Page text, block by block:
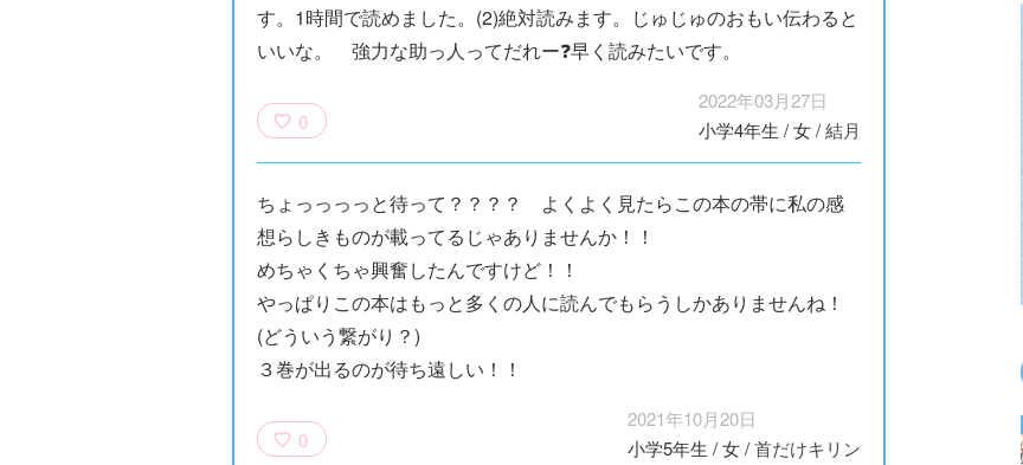
す。1時間で読めました。(2)絶対読みます。じゅじゅのおもい伝わると
いいな。 強力な助っ人ってだれー❓️早く読みたいです。
0
2022年03月27日
小学4年生 /女/結月
ちょっっっっと待って？？？？ よくよく見たらこの本の帯に私の感
想らしきものが載ってるじゃありませんか！！
めちゃくちゃ興奮したんですけど！！
やっぱりこの本はもっと多くの人に読んでもらうしかありませんね！
(どういう繋がり？)
３巻が出るのが待ち遠しい！！
0
2021年10月20日
小学5年生 /女/首だけキリン